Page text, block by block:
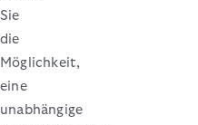
Sie
die
Möglichkeit,
eine
unabhängige